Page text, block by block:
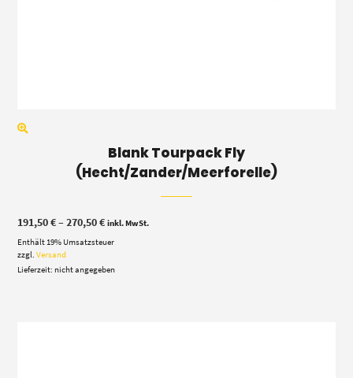
Blank Tourpack Fly
(Hecht/Zander/Meerforelle)
191,50€–270,50€Preisspanne:
bis
inkl. MwSt.
Enthält 19% Umsatzsteuer
zzgl.Versand
Lieferzeit: nicht angegeben